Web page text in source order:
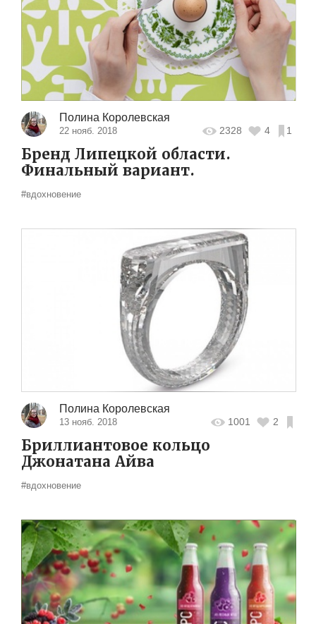
Полина Королевская
22 нояб. 2018 2328 4 1
Бренд Липецкой области.
Финальный вариант.
#вдохновение
Полина Королевская
13 нояб. 2018 1001 2
Бриллиантовое кольцо
Джонатана Айва
#вдохновение